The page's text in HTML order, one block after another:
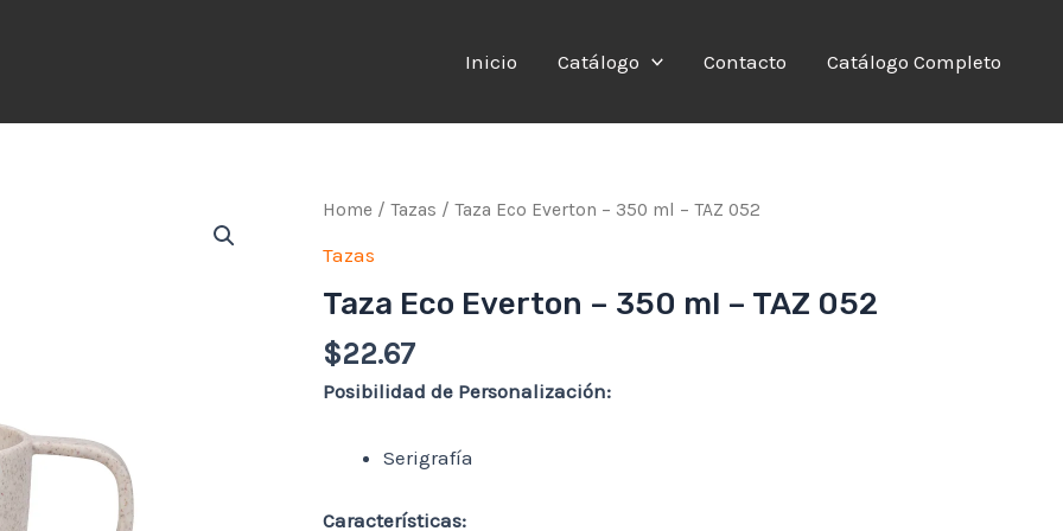
Inicio Catálogo Contacto Catálogo Completo
Home / Tazas / Taza Eco Everton – 350 ml – TAZ 052
Tazas
Taza Eco Everton – 350 ml – TAZ 052
$22.67
Posibilidad de Personalización:
Serigrafía
Características: